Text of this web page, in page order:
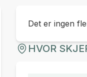
Det er ingen
HVOR